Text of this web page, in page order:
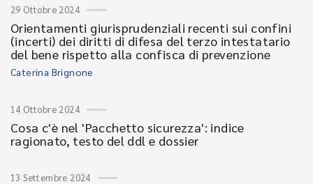
29 Ottobre 2024
Orientamenti giurisprudenziali recenti sui confini
(incerti) dei diritti di difesa del terzo intestatario
del bene rispetto alla confisca di prevenzione
Caterina Brignone
14 Ottobre 2024
Cosa c'è nel 'Pacchetto sicurezza': indice
ragionato, testo del ddl e dossier
13 Settembre 2024